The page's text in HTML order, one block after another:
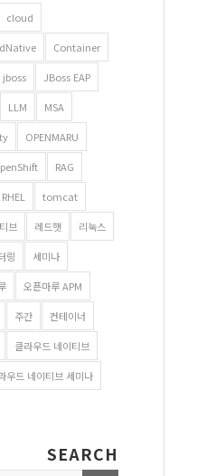
cloud
Container
jboss JBoss EAP
LLM MSA
OPENMARU
RAG
RHEL tomcat
브 레드햇 리눅스
링 세미나
오픈마루 APM
주간 컨테이너
클라우드 네이티브
우드 네이티브 세미나
SEARCH